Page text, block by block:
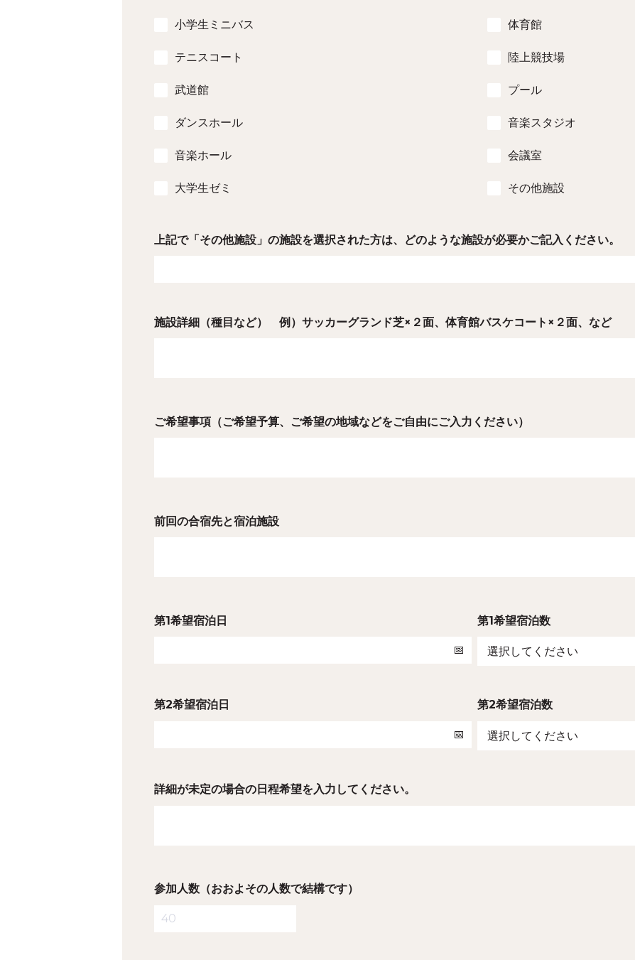
小学生ミニバス 体育館
テニスコート 陸上競技場
武道館 プール
ダンスホール 音楽スタジオ
音楽ホール 会議室
大学生ゼミ その他施設
上記で「その他施設」の施設を選択された方は、どのような施設が必要かご記入ください。
施設詳細（種目など） 例）サッカーグランド芝×２面、体育館バスケコート×２面、など
ご希望事項（ご希望予算、ご希望の地域などをご自由にご入力ください）
前回の合宿先と宿泊施設
第1希望宿泊日 第1希望宿泊数
第2希望宿泊日 第2希望宿泊数
詳細が未定の場合の日程希望を入力してください。
参加人数（おおよその人数で結構です）